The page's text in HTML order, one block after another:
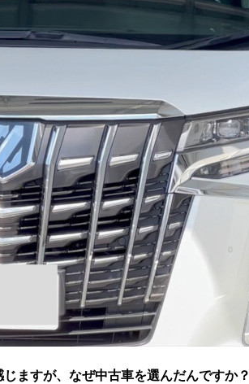
ますが、なぜ中古車を選んだんですか？